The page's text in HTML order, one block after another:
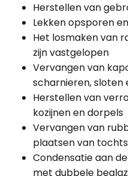
Herstellen van
Lekken opsporen
Het losmaken van
zijn vastgelopen
Vervangen van
scharnieren,
Herstellen van
kozijnen en dorpels
Vervangen van
plaatsen van
Condensatie aan
met dubbele